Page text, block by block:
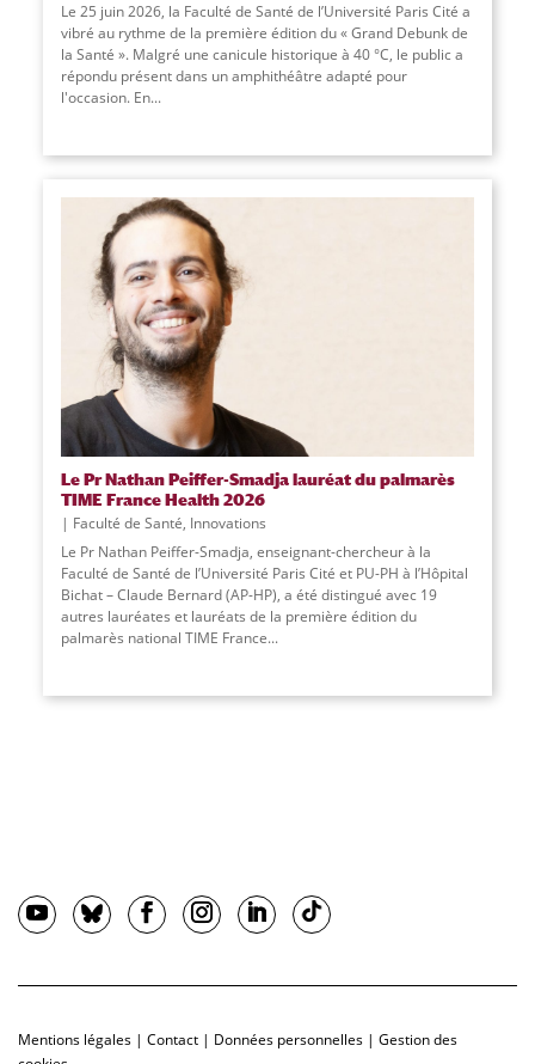
Le 25 juin 2026, la Faculté de Santé de l’Université Paris Cité a
vibré au rythme de la première édition du « Grand Debunk de
la Santé ». Malgré une canicule historique à 40 °C, le public a
répondu présent dans un amphithéâtre adapté pour
l'occasion. En...
Le Pr Nathan Peiffer-Smadja lauréat du palmarès
TIME France Health 2026
Faculté de Santé, Innovations
Le Pr Nathan Peiffer-Smadja, enseignant-chercheur à la
Faculté de Santé de l’Université Paris Cité et PU-PH à l’Hôpital
Bichat – Claude Bernard (AP-HP), a été distingué avec 19
autres lauréates et lauréats de la première édition du
palmarès national TIME France...
Mentions légales | Contact | Données personnelles | Gestion des